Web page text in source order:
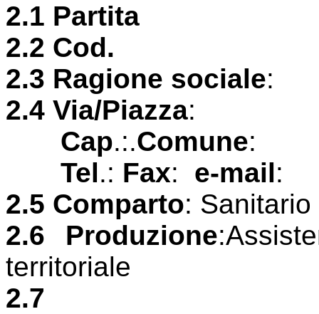
2.1 Partita
2.2 Cod.
2.3 Ragione sociale:
2.4 Via/Piazza:
Cap.:.Comune:
Tel.: Fax: e-mail:
2.5 Comparto: Sanitario
2.6 Produzione
territoriale
2.7